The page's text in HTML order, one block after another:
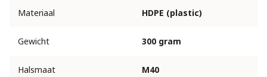
Materiaal HDPE (plastic)
Gewicht 300 gram
Halsmaat M40